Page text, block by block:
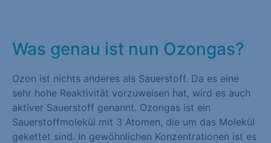
Was genau ist nun Ozongas?
Ozon ist nichts anderes als Sauerstoff. Da es eine
sehr hohe Reaktivität vorzuweisen hat, wird es auch
aktiver Sauerstoff genannt. Ozongas ist ein
Sauerstoffmolekül mit 3 Atomen, die um das Molekül
gekettet sind. In gewöhnlichen Konzentrationen ist es